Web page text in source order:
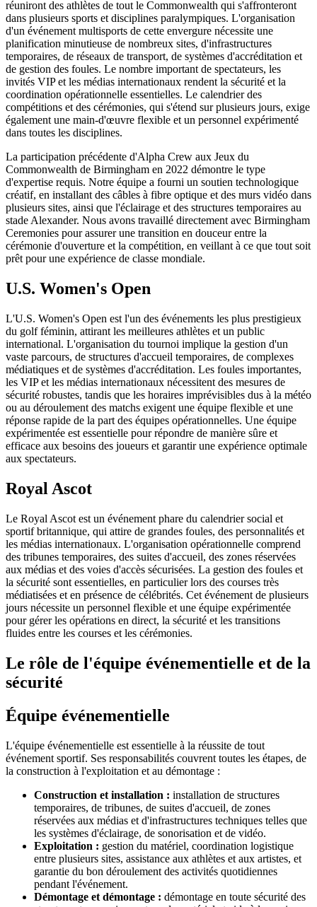
réuniront des athlètes de tout le Commonwealth qui s'affronteront
dans plusieurs sports et disciplines paralympiques. L'organisation
d'un événement multisports de cette envergure nécessite une
planification minutieuse de nombreux sites, d'infrastructures
temporaires, de réseaux de transport, de systèmes d'accréditation et
de gestion des foules. Le nombre important de spectateurs, les
invités VIP et les médias internationaux rendent la sécurité et la
coordination opérationnelle essentielles. Le calendrier des
compétitions et des cérémonies, qui s'étend sur plusieurs jours, exige
également une main-d'œuvre flexible et un personnel expérimenté
dans toutes les disciplines.
La participation précédente d'Alpha Crew aux Jeux du
Commonwealth de Birmingham en 2022 démontre le type
d'expertise requis. Notre équipe a fourni un soutien technologique
créatif, en installant des câbles à fibre optique et des murs vidéo dans
plusieurs sites, ainsi que l'éclairage et des structures temporaires au
stade Alexander. Nous avons travaillé directement avec Birmingham
Ceremonies pour assurer une transition en douceur entre la
cérémonie d'ouverture et la compétition, en veillant à ce que tout soit
prêt pour une expérience de classe mondiale.
U.S. Women's Open
L'U.S. Women's Open est l'un des événements les plus prestigieux
du golf féminin, attirant les meilleures athlètes et un public
international. L'organisation du tournoi implique la gestion d'un
vaste parcours, de structures d'accueil temporaires, de complexes
médiatiques et de systèmes d'accréditation. Les foules importantes,
les VIP et les médias internationaux nécessitent des mesures de
sécurité robustes, tandis que les horaires imprévisibles dus à la météo
ou au déroulement des matchs exigent une équipe flexible et une
réponse rapide de la part des équipes opérationnelles. Une équipe
expérimentée est essentielle pour répondre de manière sûre et
efficace aux besoins des joueurs et garantir une expérience optimale
aux spectateurs.
Royal Ascot
Le Royal Ascot est un événement phare du calendrier social et
sportif britannique, qui attire de grandes foules, des personnalités et
les médias internationaux. L'organisation opérationnelle comprend
des tribunes temporaires, des suites d'accueil, des zones réservées
aux médias et des voies d'accès sécurisées. La gestion des foules et
la sécurité sont essentielles, en particulier lors des courses très
médiatisées et en présence de célébrités. Cet événement de plusieurs
jours nécessite un personnel flexible et une équipe expérimentée
pour gérer les opérations en direct, la sécurité et les transitions
fluides entre les courses et les cérémonies.
Le rôle de l'équipe événementielle et de la
sécurité
Équipe événementielle
L'équipe événementielle est essentielle à la réussite de tout
événement sportif. Ses responsabilités couvrent toutes les étapes, de
la construction à l'exploitation et au démontage :
Construction et installation : installation de structures
temporaires, de tribunes, de suites d'accueil, de zones
réservées aux médias et d'infrastructures techniques telles que
les systèmes d'éclairage, de sonorisation et de vidéo.
Exploitation : gestion du matériel, coordination logistique
entre plusieurs sites, assistance aux athlètes et aux artistes, et
garantie du bon déroulement des activités quotidiennes
pendant l'événement.
Démontage et démontage : démontage en toute sécurité des